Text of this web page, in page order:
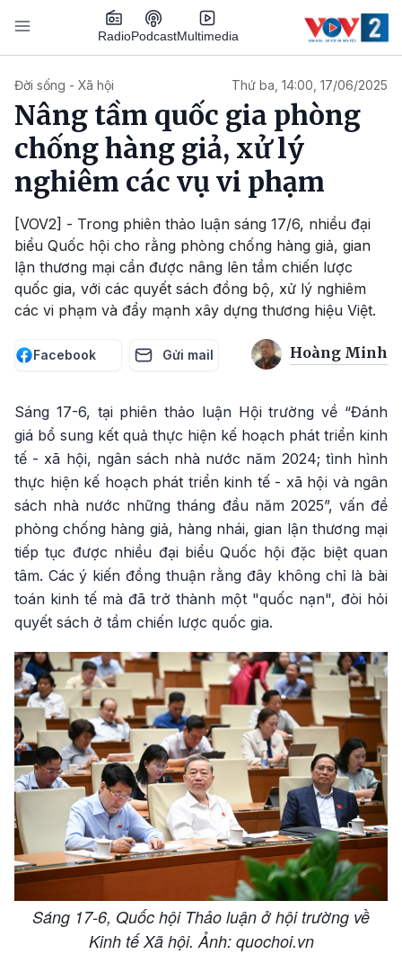
Nhảy đến nội dung
RadioPodcastMultimedia
Đời sống - Xã hội Thứ ba, 14:00, 17/06/2025
Nâng tầm quốc gia phòng
chống hàng giả, xử lý
nghiêm các vụ vi phạm
[VOV2] - Trong phiên thảo luận sáng 17/6, nhiều đại
biểu Quốc hội cho rằng phòng chống hàng giả, gian
lận thương mại cần được nâng lên tầm chiến lược
quốc gia, với các quyết sách đồng bộ, xử lý nghiêm
các vi phạm và đẩy mạnh xây dựng thương hiệu Việt.
Facebook Gửi mail Hoàng Minh
Sáng 17-6, tại phiên thảo luận Hội trường về “Đánh
giá bổ sung kết quả thực hiện kế hoạch phát triển kinh
tế - xã hội, ngân sách nhà nước năm 2024; tình hình
thực hiện kế hoạch phát triển kinh tế - xã hội và ngân
sách nhà nước những tháng đầu năm 2025”, vấn đề
phòng chống hàng giả, hàng nhái, gian lận thương mại
tiếp tục được nhiều đại biểu Quốc hội đặc biệt quan
tâm. Các ý kiến đồng thuận rằng đây không chỉ là bài
toán kinh tế mà đã trở thành một "quốc nạn", đòi hỏi
quyết sách ở tầm chiến lược quốc gia.
Sáng 17-6, Quốc hội Thảo luận ở hội trường về
Kinh tế Xã hội. Ảnh: quochoi.vn